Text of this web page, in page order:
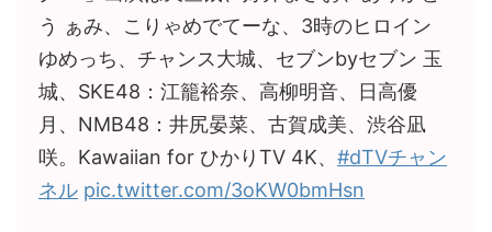
う ぁみ、こりゃめでてーな、3時のヒロイン
ゆめっち、チャンス大城、セブンbyセブン 玉
城、SKE48：江籠裕奈、高柳明音、日高優
月、NMB48：井尻晏菜、古賀成美、渋谷凪
咲。Kawaiian for ひかりTV 4K、 #dTVチャン
ネル pic.twitter.com/3oKW0bmHsn